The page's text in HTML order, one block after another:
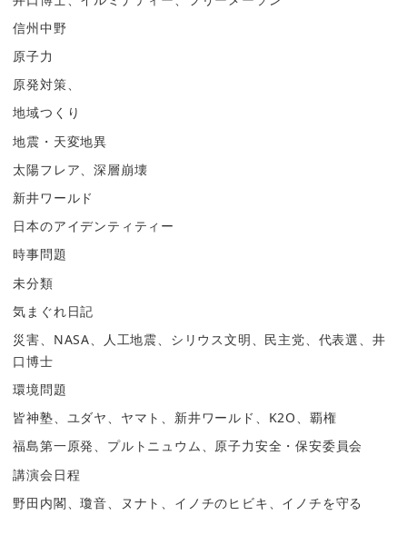
信州中野
原子力
原発対策、
地域つくり
地震・天変地異
太陽フレア、深層崩壊
新井ワールド
日本のアイデンティティー
時事問題
未分類
気まぐれ日記
災害、NASA、人工地震、シリウス文明、民主党、代表選、井
口博士
環境問題
皆神塾、ユダヤ、ヤマト、新井ワールド、K2O、覇権
福島第一原発、プルトニュウム、原子力安全・保安委員会
講演会日程
野田内閣、瓊音、ヌナト、イノチのヒビキ、イノチを守る